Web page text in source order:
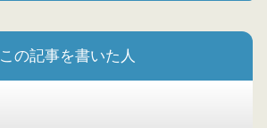
この記事を書いた人